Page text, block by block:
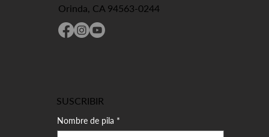
Orinda, CA 94563-0244
SUSCRIBIR
Nombre de pila *